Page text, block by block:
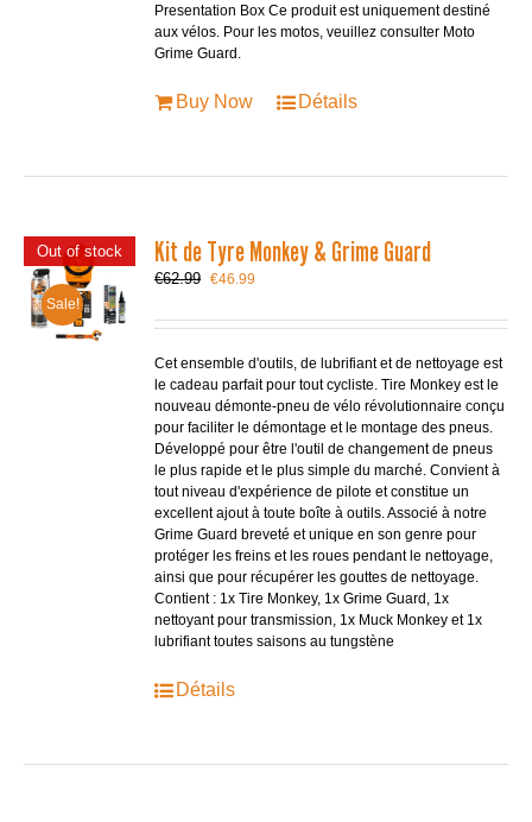
Presentation Box Ce produit est uniquement destiné
aux vélos. Pour les motos, veuillez consulter Moto
Grime Guard.
Buy Now Détails
Out of stock
Sale!
Kit de Tyre Monkey & Grime Guard
€62.99 Le
initial
€62.99.
€46.99
actuel
€46.99.
Cet ensemble d'outils, de lubrifiant et de nettoyage est
le cadeau parfait pour tout cycliste. Tire Monkey est le
nouveau démonte-pneu de vélo révolutionnaire conçu
pour faciliter le démontage et le montage des pneus.
Développé pour être l'outil de changement de pneus
le plus rapide et le plus simple du marché. Convient à
tout niveau d'expérience de pilote et constitue un
excellent ajout à toute boîte à outils. Associé à notre
Grime Guard breveté et unique en son genre pour
protéger les freins et les roues pendant le nettoyage,
ainsi que pour récupérer les gouttes de nettoyage.
Contient : 1x Tire Monkey, 1x Grime Guard, 1x
nettoyant pour transmission, 1x Muck Monkey et 1x
lubrifiant toutes saisons au tungstène
Détails